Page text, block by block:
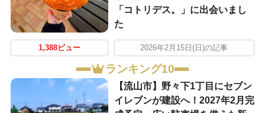
「コトリデス。」に出会いまし
た
1,388ビュー 2026年2月15日(日)の記事
ランキング10
【流山市】野々下1丁目にセブン
イレブンが建設へ！2027年2月完